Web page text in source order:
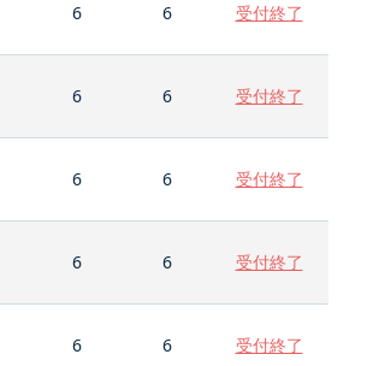
6 6 受付終了
6 6 受付終了
6 6 受付終了
6 6 受付終了
6 6 受付終了